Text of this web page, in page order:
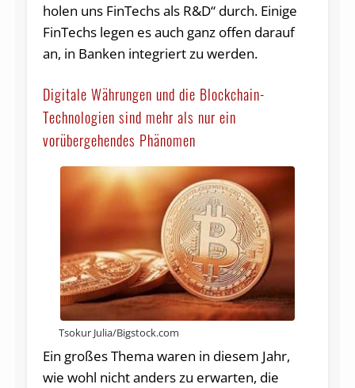
holen uns FinTechs als R&D“ durch. Einige
FinTechs legen es auch ganz offen darauf
an, in Banken integriert zu werden.
Digitale Währungen und die Blockchain-
Technologien sind mehr als nur ein
vorübergehendes Phänomen
Tsokur Julia/Bigstock.com
Ein großes Thema waren in diesem Jahr,
wie wohl nicht anders zu erwarten, die